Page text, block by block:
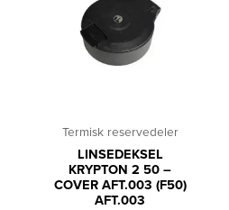
Termisk reservedeler
LINSEDEKSEL
KRYPTON 2 50 –
COVER AFT.003 (F50)
AFT.003